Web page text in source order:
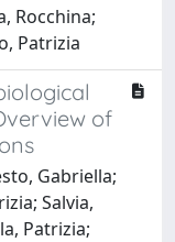
Rocchina;
Patrizia
of
Gabriella;
Salvia,
Patrizia;